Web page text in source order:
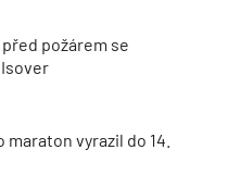
požárem se
vyrazil do 14.